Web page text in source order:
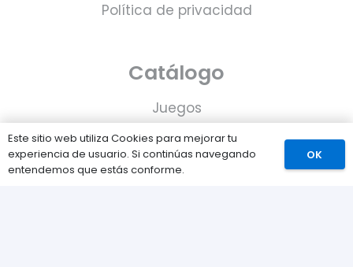
Política de privacidad
Catálogo
Juegos
Consolas
Accesorios para tu PS5
Este sitio web utiliza Cookies para mejorar tu
experiencia de usuario. Si continúas navegando
entendemos que estás conforme.
OK